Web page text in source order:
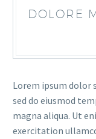
DOLORE
Lorem ipsum dolor
sed do eiusmod
magna aliqua. Ut
exercitation